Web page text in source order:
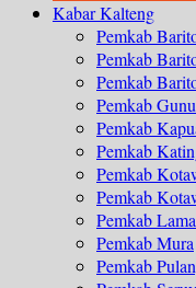
Kabar Kalteng
Pemkab
Pemkab
Pemkab
Pemkab
Pemkab
Pemkab
Pemkab
Pemkab
Pemkab
Pemkab Mura
Pemkab